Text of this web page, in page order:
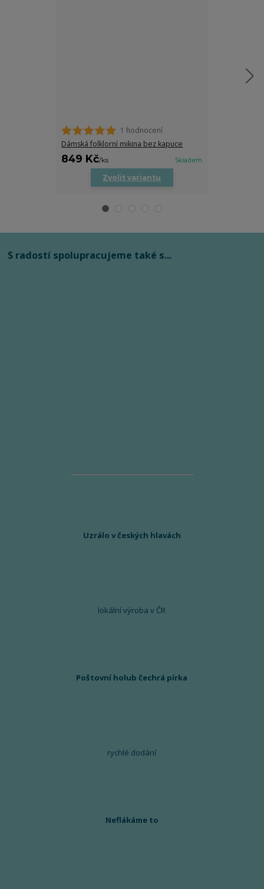
1 hodnocení
Dámská folklorní mikina bez kapuce
849 Kč/ks Skladem
Zvolit variantu
S radostí spolupracujeme také s...
Uzrálo v českých hlavách
lokální výroba v ČR
Poštovní holub čechrá pírka
rychlé dodání
Neflákáme to